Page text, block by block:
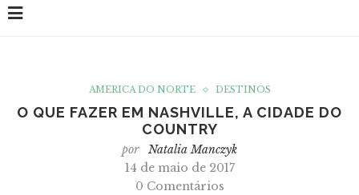
AMÉRICA DO NORTE DESTINOS
O QUE FAZER EM NASHVILLE, A CIDADE DO
COUNTRY
por Natalia Manczyk
14 de maio de 2017
0 Comentários